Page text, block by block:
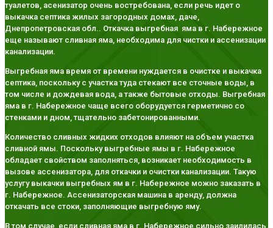
туалетов, асенизатор очень востребована, если речь идет о
выкачка септика жилых загородных домах, даче,
Днепропетровская обл.. Откачка выгребная яма в г. Набережное
еще называют сливная яма, необходима для чистки и ассенизации
канализации.
Выгребная яма время от времени нуждается в очистке и выкачка
септика, поскольку с участка туда стекают все сточные воды, в
том числе и дождевая вода, а также бытовые отходы. Выгребная
яма в г. Набережное чаще всего оборудуется герметично со
стенками и дном, тщательно забетонированными.
Количество сливных жидких отходов влияют на объем участка
сливной ямы. Поскольку выгребные ямы в г. Набережное
обладает свойством заполняться, возникает необходимость в
вызове ассенизатора, для откачки и очистки канализации. Такую
услугу выкачки выгребных ям в г. Набережное можно заказать в
г. Набережное. Ассенизаторская машина в аренду, должна
откачать все стоки, заполняющие выгребную яму.
В том случае, если сливная яма в г. Набережное сильно заилилась,